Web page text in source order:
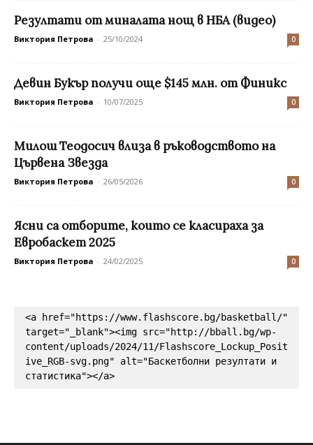
Резултати от миналата нощ в НБА (видео)
Виктория Петрова - 25/10/2024 0
Девин Букър получи още $145 млн. от Финикс
Виктория Петрова - 10/07/2025 0
Милош Теодосич влиза в ръководството на
Цървена Звезда
Виктория Петрова - 26/05/2026 0
Ясни са отборите, които се класираха за
Евробаскет 2025
Виктория Петрова - 24/02/2025 0
<a href="https://www.flashscore.bg/basketball/"
target="_blank"><img src="http://bball.bg/wp-
content/uploads/2024/11/Flashscore_Lockup_Posit
ive_RGB-svg.png" alt="Баскетболни резултати и
статистика"></a>